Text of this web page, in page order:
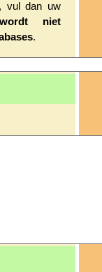
vul dan uw
wordt niet
.